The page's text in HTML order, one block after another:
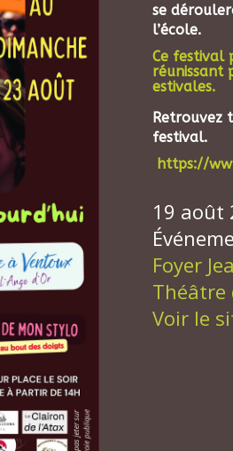
se
l’école.
Ce festival
réunissant
estivales.
Retrouvez
festival.
https://
19 août
Foyer
Théâtre
Voir le